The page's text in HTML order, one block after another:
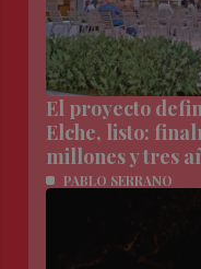
El proyecto
Elche, listo:
millones y tres
PABLO SERRANO